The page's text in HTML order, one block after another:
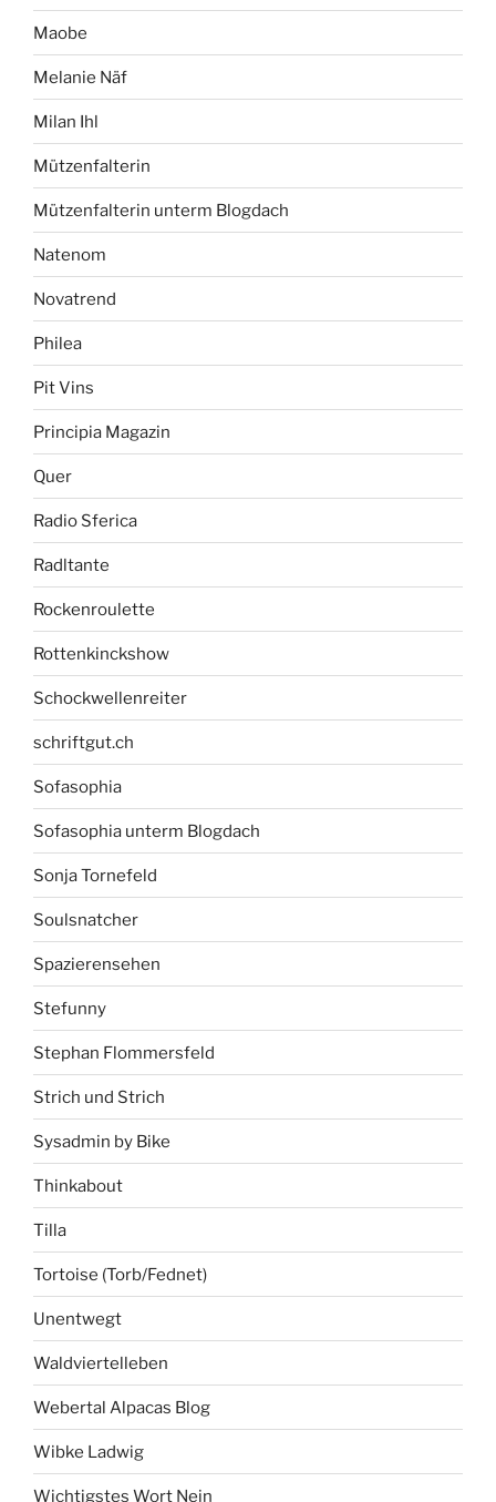
Maobe
Melanie Näf
Milan Ihl
Mützenfalterin
Mützenfalterin unterm Blogdach
Natenom
Novatrend
Philea
Pit Vins
Principia Magazin
Quer
Radio Sferica
Radltante
Rockenroulette
Rottenkinckshow
Schockwellenreiter
schriftgut.ch
Sofasophia
Sofasophia unterm Blogdach
Sonja Tornefeld
Soulsnatcher
Spazierensehen
Stefunny
Stephan Flommersfeld
Strich und Strich
Sysadmin by Bike
Thinkabout
Tilla
Tortoise (Torb/Fednet)
Unentwegt
Waldviertelleben
Webertal Alpacas Blog
Wibke Ladwig
Wichtigstes Wort Nein